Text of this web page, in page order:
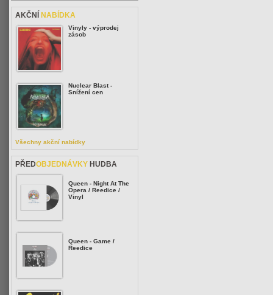
AKČNÍ NABÍDKA
Vinyly - výprodej
zásob
Nuclear Blast -
Snížení cen
Všechny akční nabídky
PŘEDOBJEDNÁVKY HUDBA
Queen - Night At The
Opera / Reedice /
Vinyl
Queen - Game /
Reedice